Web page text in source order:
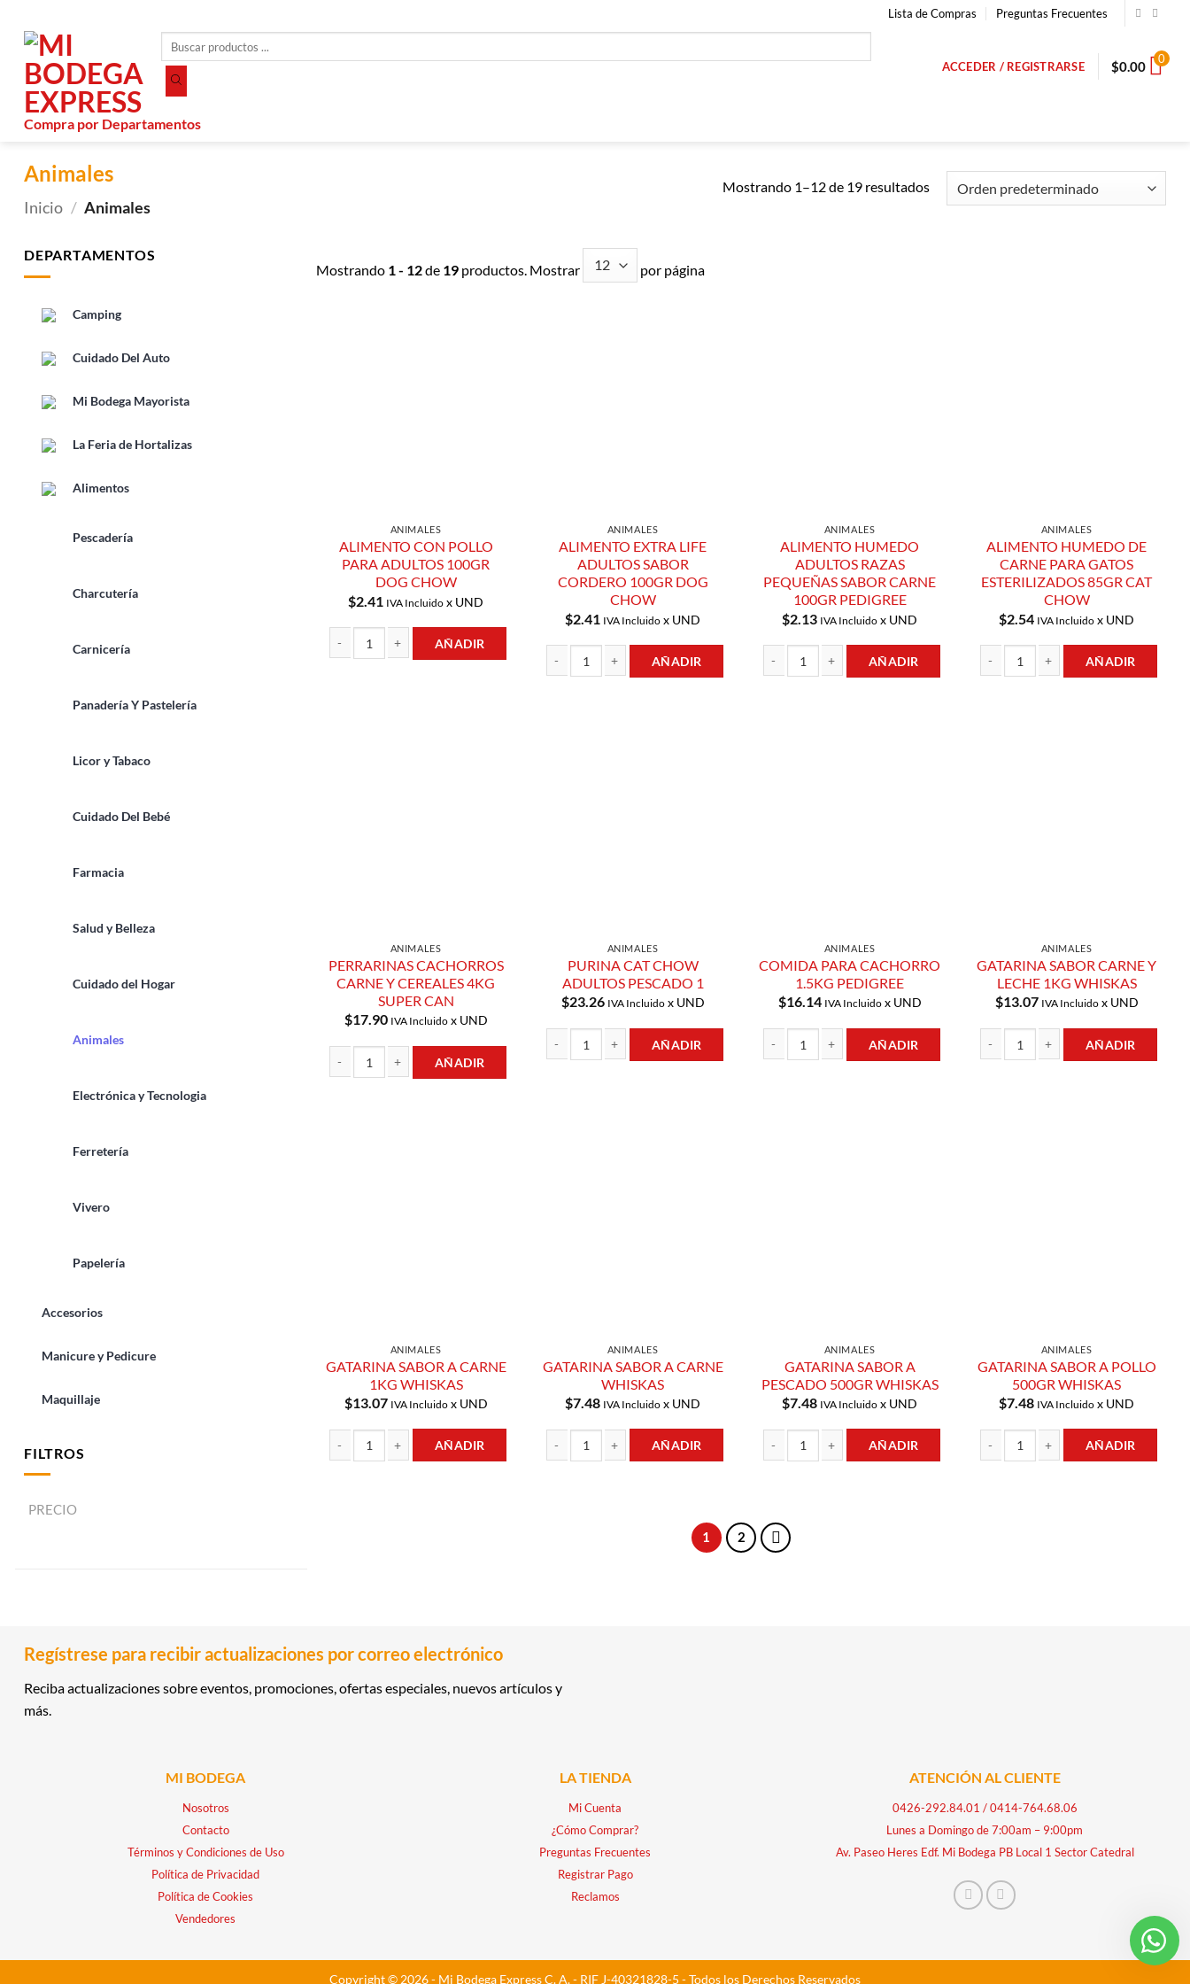
contenido
Lista de Compras Preguntas Frecuentes
productos
ACCEDER / REGISTRARSE $0.00 0
Compra por Departamentos
Animales
Inicio / Animales
Mostrando 1–12 de 19 resultados
DEPARTAMENTOS
Camping
Cuidado Del Auto
Mi Bodega Mayorista
La Feria de Hortalizas
Alimentos
Pescadería
Charcutería
Carnicería
Panadería Y Pastelería
Licor y Tabaco
Cuidado Del Bebé
Farmacia
Salud y Belleza
Cuidado del Hogar
Animales
Electrónica y Tecnologia
Ferretería
Vivero
Papelería
Accesorios
Manicure y Pedicure
Maquillaje
FILTROS
PRECIO
Mostrando 1 - 12de 19 productos. Mostrar por página
ANIMALES
ALIMENTO CON POLLO
PARA ADULTOS 100GR
DOG CHOW
$2.41 IVA Incluido x UND
ALIMENTO CON POLLO PARA ADULTOS 100GR DOG CHOW cantidad
AÑADIR
ANIMALES
ALIMENTO EXTRA LIFE
ADULTOS SABOR
CORDERO 100GR DOG
CHOW
$2.41 IVA Incluido x UND
AÑADIR
ANIMALES
ALIMENTO HUMEDO
ADULTOS RAZAS
PEQUEÑAS SABOR CARNE
100GR PEDIGREE
$2.13 IVA Incluido x UND
AÑADIR
ANIMALES
ALIMENTO HUMEDO DE
CARNE PARA GATOS
ESTERILIZADOS 85GR CAT
CHOW
$2.54 IVA Incluido x UND
AÑADIR
ANIMALES
PERRARINAS CACHORROS
CARNE Y CEREALES 4KG
SUPER CAN
$17.90 IVA Incluidox UND
AÑADIR
ANIMALES
PURINA CAT CHOW
ADULTOS PESCADO 1
$23.26 IVA Incluidox UND
AÑADIR
ANIMALES
COMIDA PARA CACHORRO
1.5KG PEDIGREE
$16.14 IVA Incluidox UND
AÑADIR
ANIMALES
GATARINA SABOR CARNE Y
LECHE 1KG WHISKAS
$13.07 IVA Incluidox UND
AÑADIR
ANIMALES
GATARINA SABOR A CARNE
1KG WHISKAS
$13.07 IVA Incluidox UND
AÑADIR
ANIMALES
GATARINA SABOR A CARNE
WHISKAS
$7.48 IVA Incluido x UND
AÑADIR
ANIMALES
GATARINA SABOR A
PESCADO 500GR WHISKAS
$7.48 IVA Incluido x UND
AÑADIR
ANIMALES
GATARINA SABOR A POLLO
500GR WHISKAS
$7.48 IVA Incluido x UND
AÑADIR
1 2
Regístrese para recibir actualizaciones por correo electrónico
Reciba actualizaciones sobre eventos, promociones, ofertas especiales, nuevos artículos y
más.
MI BODEGA
Nosotros
Contacto
Términos y Condiciones de Uso
Política de Privacidad
Política de Cookies
Vendedores
LA TIENDA
Mi Cuenta
¿Cómo Comprar?
Preguntas Frecuentes
Registrar Pago
Reclamos
ATENCIÓN AL CLIENTE
0426-292.84.01 /0414-764.68.06
Lunes a Domingo de 7:00am – 9:00pm
Av. Paseo Heres Edf. Mi Bodega PB Local 1 Sector Catedral
Copyright © 2026 - Mi Bodega Express C. A. - RIF J-40321828-5 - Todos los Derechos Reservados